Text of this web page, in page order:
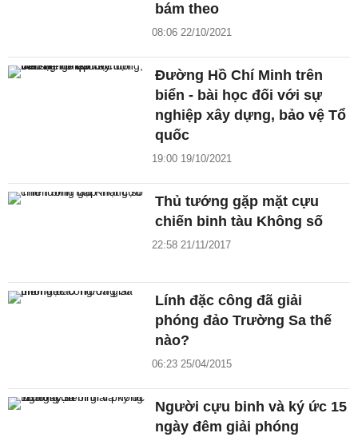
bám theo
08:06 22/10/2021
Đường Hồ Chí Minh trên
biển - bài học đối với sự
nghiệp xây dựng, bảo vệ Tổ
quốc
19:00 19/10/2021
Thủ tướng gặp mặt cựu
chiến binh tàu Không số
22:58 21/11/2017
Lính đặc công đã giải
phóng đảo Trường Sa thế
nào?
06:23 25/04/2015
Người cựu binh và ký ức 15
ngày đêm giải phóng